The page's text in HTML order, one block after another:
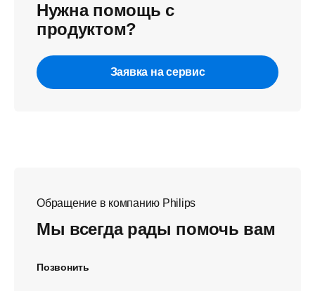
Нужна помощь с
продуктом?
Заявка на сервис
Обращение в компанию Philips
Мы всегда рады помочь вам
Позвонить